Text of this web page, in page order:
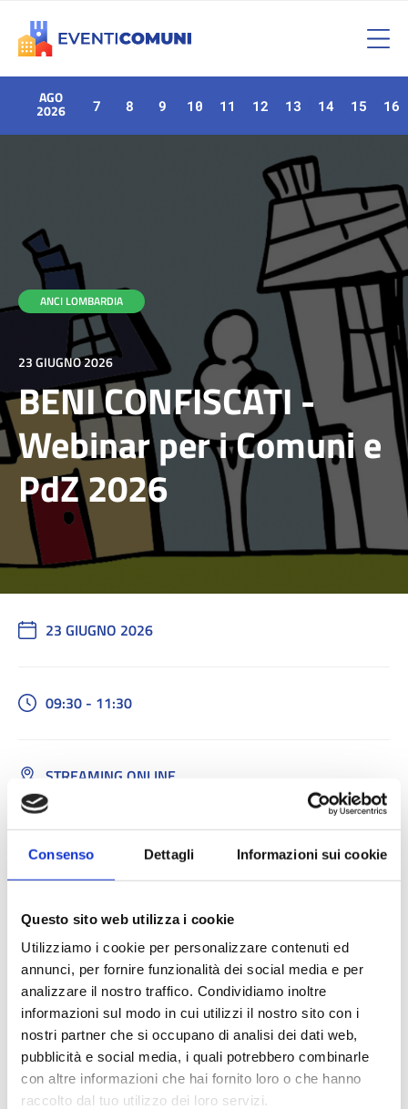
Consenso Dettagli Informazioni sui cookie
Questo sito web utilizza i cookie
Utilizziamo i cookie per personalizzare contenuti ed
annunci, per fornire funzionalità dei social media e per
analizzare il nostro traffico. Condividiamo inoltre
informazioni sul modo in cui utilizzi il nostro sito con i
nostri partner che si occupano di analisi dei dati web,
pubblicità e social media, i quali potrebbero combinarle
con altre informazioni che hai fornito loro o che hanno
raccolto dal tuo utilizzo dei loro servizi.
AGO
2026 7 8 9 10 11 12 13 14 15 16
ANCI LOMBARDIA
23 GIUGNO 2026
BENI CONFISCATI -
Webinar per i Comuni e
PdZ 2026
23 GIUGNO 2026
09:30 - 11:30
STREAMING ONLINE
Percorso formativo
Webinar
Nuova edizione dedicata alla formazione incentrata sulla
necessità di fornire ai Comuni strumenti operativi che
aumentino le conoscenze, le capacità di valutare progetti e
di supportare la redazione di documenti.
La proposta formativa è totalmente gratuita, curata da
ANCI Lombardia e finanziata da POLIS Lombardia, prevede
sei sessioni online di webinar dalle ore 9.30 alle ore 11.30